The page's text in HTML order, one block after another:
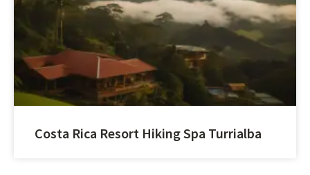
Costa Rica Resort Hiking Spa Turrialba